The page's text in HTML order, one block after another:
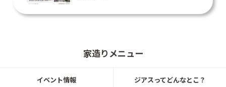
地登場！！
家造りメニュー
イベント情報 ジアスってどんなとこ？